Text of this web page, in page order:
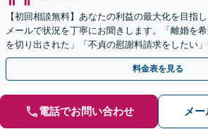
【初回相談無料】あなたの利益の最大化を目指
メールで状況を丁寧にお聞きします。「離婚を
を切り出された」「不貞の慰謝料請求をしたい」
【リーズナブルな料金設定】
料金表を見る
電話でお問い合わせ メ